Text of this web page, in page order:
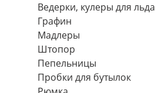
Ведерки, кулеры для льда
Графин
Мадлеры
Штопор
Пепельницы
Пробки для бутылок